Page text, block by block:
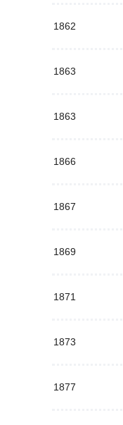
1862
1863
1863
1866
1867
1869
1871
1873
1877